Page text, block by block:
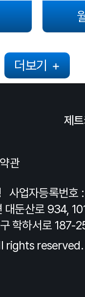
더보기 +
제
관
사업자등록번
대둔산로 934,
학하서로 187-
rights reserved.